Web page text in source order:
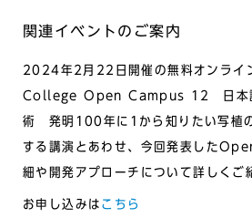
関連イベントのご案内
2024年2月22日開催の無料オンライ
College Open Campus 12 日本語
術 発明100年に1から知りたい写植
する講演とあわせ、今回発表した
細や開発アプローチについて詳しくご
お申し込みは こちら